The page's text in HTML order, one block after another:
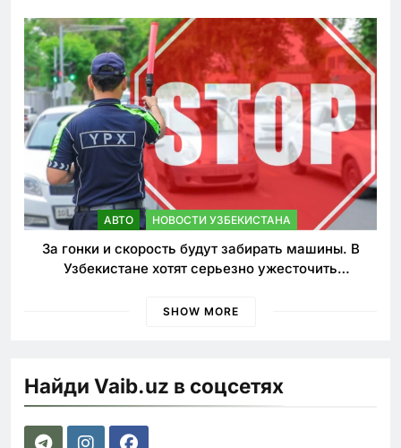
АВТО НОВОСТИ УЗБЕКИСТАНА
За гонки и скорость будут забирать машины. В
Узбекистане хотят серьезно ужесточить
SHOW MORE
Найди Vaib.uz в соцсетях